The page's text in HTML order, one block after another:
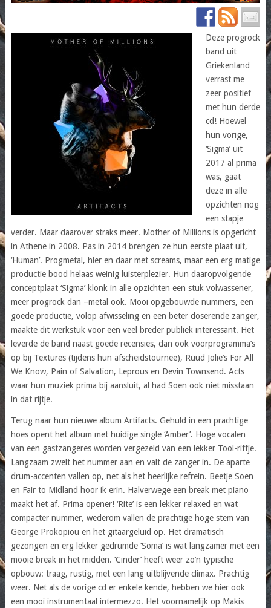
Deze progrock
band uit
Griekenland
verrast me
zeer positief
met hun derde
cd! Hoewel
hun vorige,
‘Sigma’ uit
2017 al prima
was, gaat
deze in alle
opzichten nog
een stapje
verder. Maar daarover straks meer. Mother of Millions is opgericht
in Athene in 2008. Pas in 2014 brengen ze hun eerste plaat uit,
‘Human’. Progmetal, hier en daar met screams, maar een erg matige
productie bood helaas weinig luisterplezier. Hun daaropvolgende
conceptplaat ‘Sigma’ klonk in alle opzichten een stuk volwassener,
meer progrock dan –metal ook. Mooi opgebouwde nummers, een
goede productie, volop afwisseling en een beter doserende zanger,
maakte dit werkstuk voor een veel breder publiek interessant. Het
leverde de band naast goede recensies, dan ook voorprogramma’s
op bij Textures (tijdens hun afscheidstournee), Ruud Jolie’s For All
We Know, Pain of Salvation, Leprous en Devin Townsend. Acts
waar hun muziek prima bij aansluit, al had Soen ook niet misstaan
in dat rijtje.
Terug naar hun nieuwe album Artifacts. Gehuld in een prachtige
hoes opent het album met huidige single ‘Amber’. Hoge vocalen
van een gastzangeres worden vergezeld van een lekker Tool-riffje.
Langzaam zwelt het nummer aan en valt de zanger in. De aparte
drum-accenten vallen op, net als het heerlijke refrein. Beetje Soen
en Fair to Midland hoor ik erin. Halverwege een break met piano
maakt het af. Prima opener! ‘Rite’ is een lekker relaxed en wat
compacter nummer, wederom vallen de prachtige hoge stem van
George Prokopiou en het gitaargeluid op. Het dramatisch
gezongen en erg lekker gedrumde ‘Soma’ is wat langzamer met een
mooie break in het midden. ‘Cinder’ heeft weer zo’n typische
opbouw: traag, rustig, met een lang uitblijvende climax. Prachtig
weer. Net als de vorige cd er enkele kende, hebben we hier ook
een mooi instrumentaal intermezzo. Het voornamelijk op Makis